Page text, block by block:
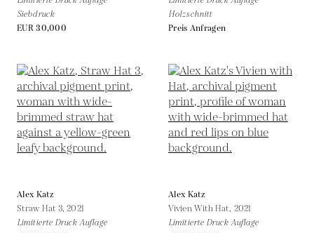
Siebdruck
EUR 30,000
Holzschnitt
Preis Anfragen
Alex Katz
Straw Hat 3,2021
Limitierte Druck Auflage
Alex Katz
Vivien With Hat, 2021
Limitierte Druck Auflage